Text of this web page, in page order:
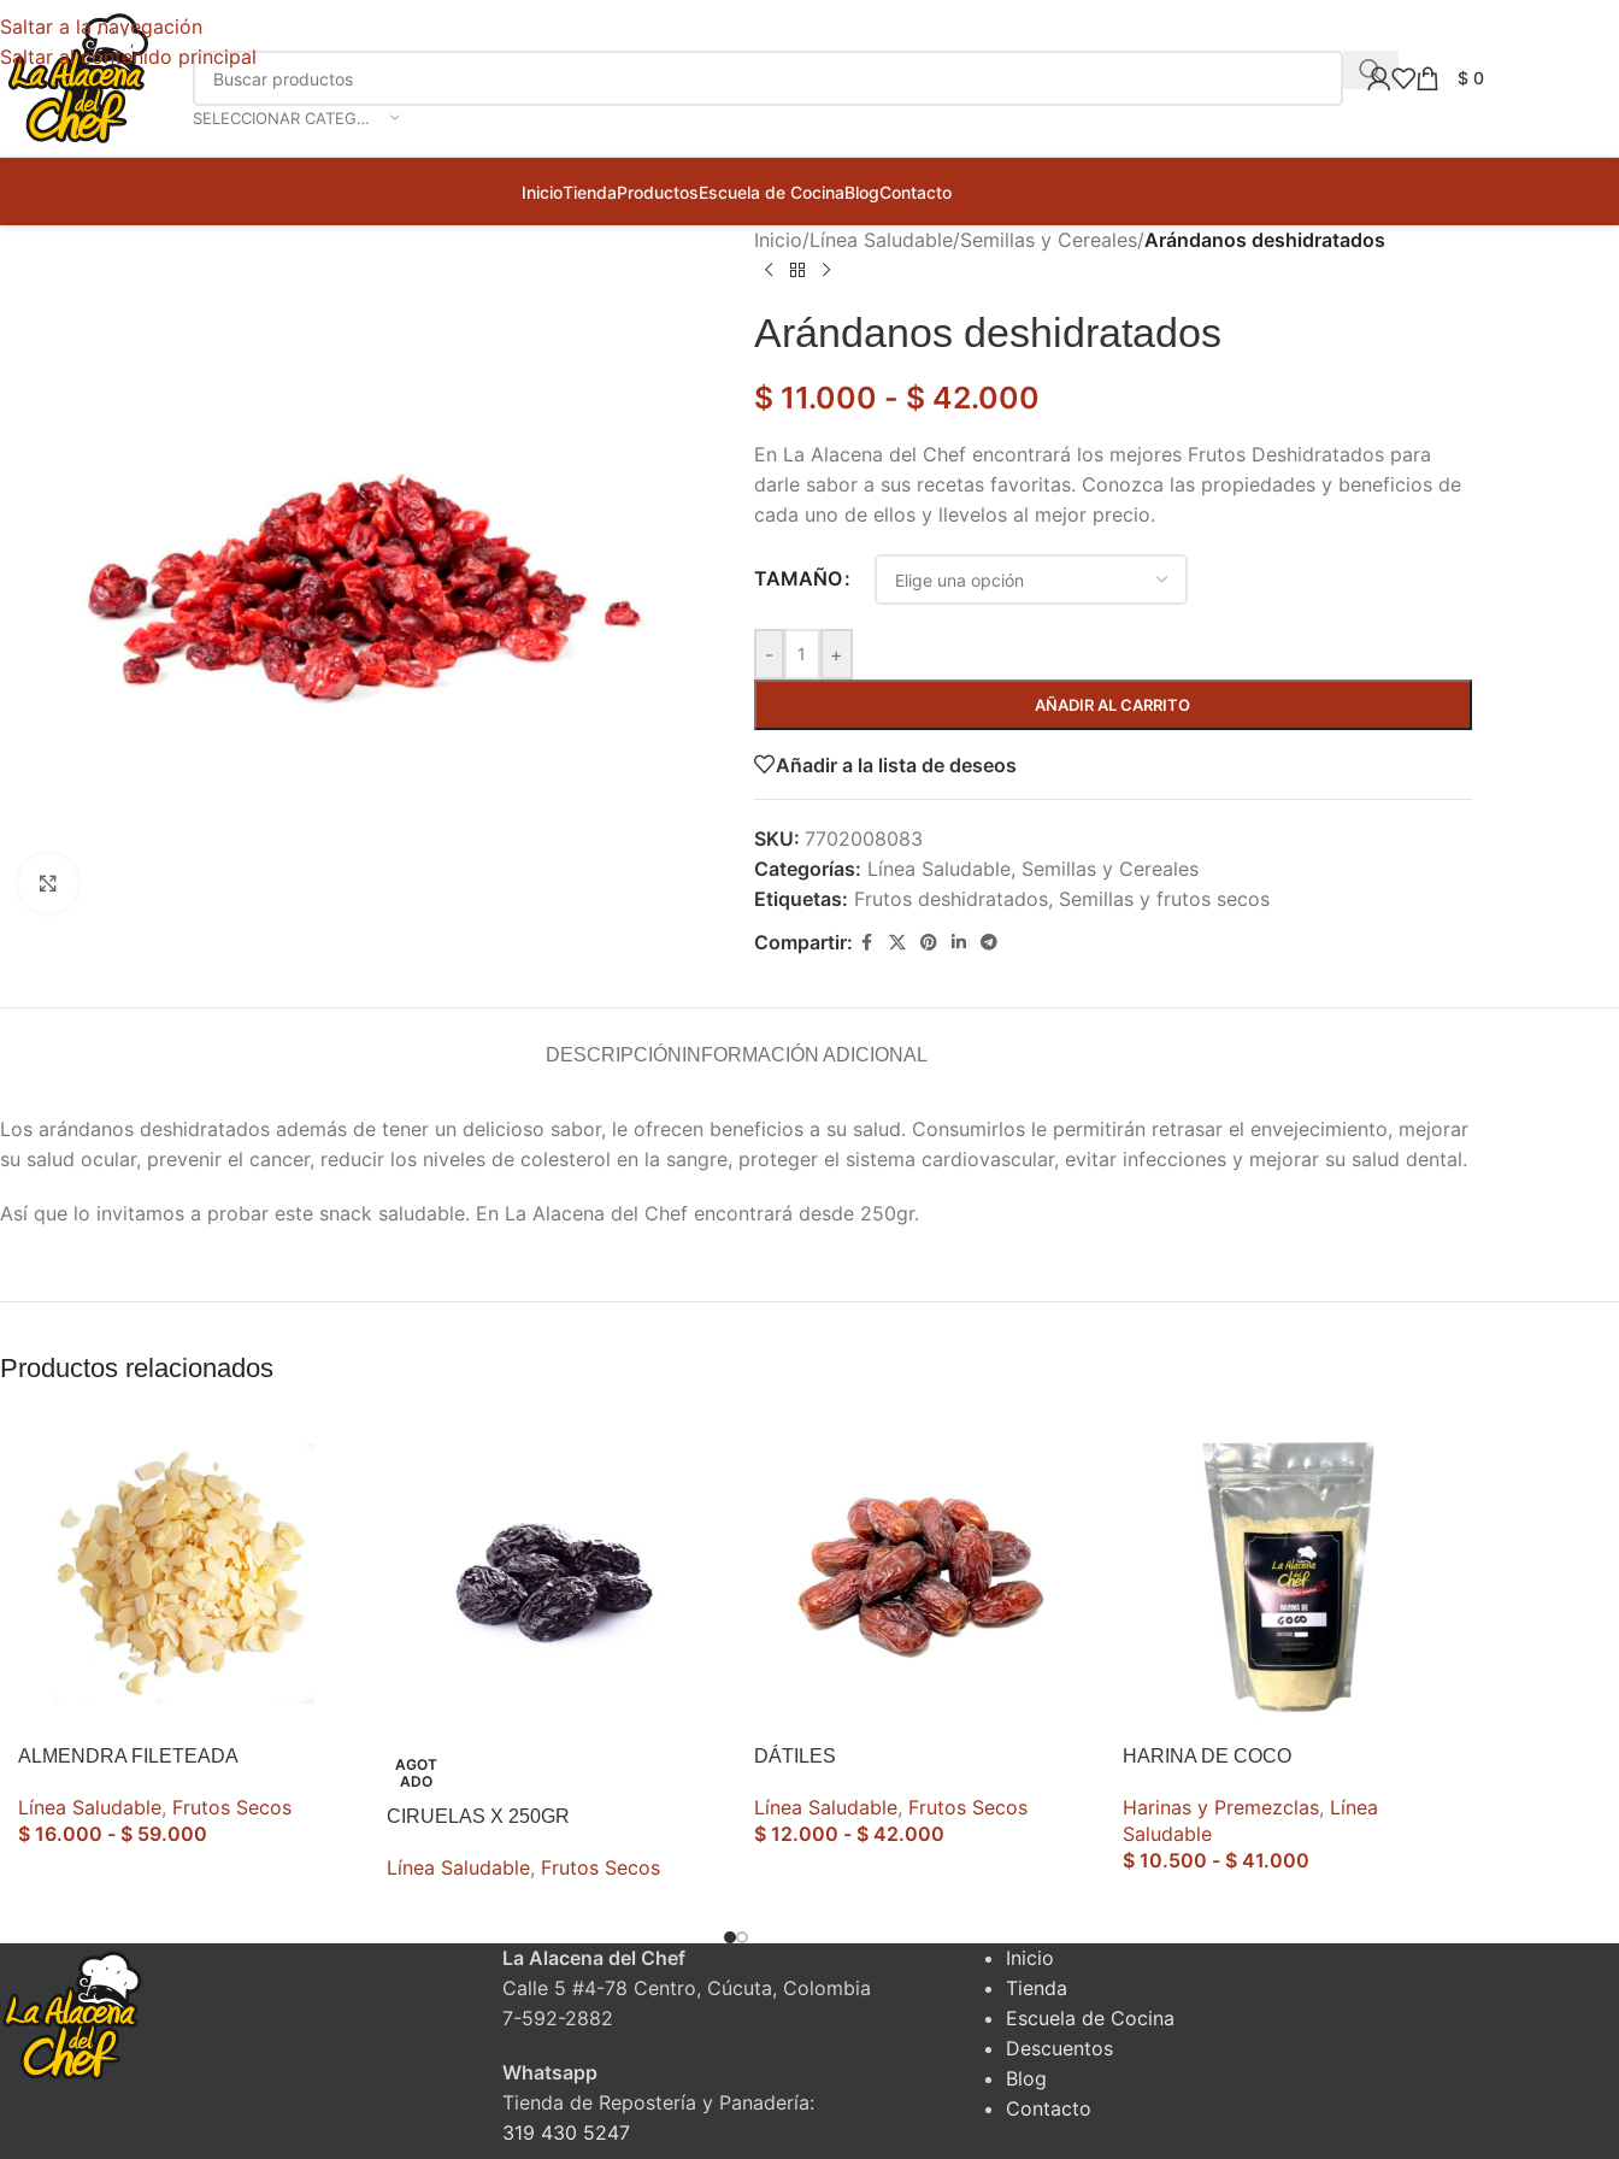
Saltar a la navegación
Saltar al contenido principal
SELECCIONAR CATEGORÍA
$ 0
InicioTiendaProductosEscuela de CocinaBlogContacto
Inicio/Línea Saludable/Semillas y Cereales/Arándanos deshidratados
Arándanos deshidratados
$ 11.000 - $ 42.000
En La Alacena del Chef encontrará los mejores Frutos Deshidratados para
darle sabor a sus recetas favoritas. Conozca las propiedades y beneficios de
cada uno de ellos y llevelos al mejor precio.
TAMAÑO
- +
AÑADIR AL CARRITO
Añadir a la lista de deseos
SKU: 7702008083
Categorías: Línea Saludable, Semillas y Cereales
Etiquetas: Frutos deshidratados, Semillas y frutos secos
Compartir:
DESCRIPCIÓN INFORMACIÓN ADICIONAL
Los arándanos deshidratados además de tener un delicioso sabor, le ofrecen beneficios a su salud. Consumirlos le permitirán retrasar el envejecimiento, mejorar
su salud ocular, prevenir el cancer, reducir los niveles de colesterol en la sangre, proteger el sistema cardiovascular, evitar infecciones y mejorar su salud dental.
Así que lo invitamos a probar este snack saludable. En La Alacena del Chef encontrará desde 250gr.
Productos relacionados
ALMENDRA FILETEADA
Línea Saludable, Frutos Secos
$ 16.000 - $ 59.000
AGOT
ADO
CIRUELAS X 250GR
Línea Saludable, Frutos Secos
DÁTILES
Línea Saludable, Frutos Secos
$ 12.000 - $ 42.000
HARINA DE COCO
Harinas y Premezclas, Línea
Saludable
$10.500 - $41.000
La Alacena del Chef
Calle 5 #4-78 Centro, Cúcuta, Colombia
7-592-2882
Whatsapp
Tienda de Repostería y Panadería:
319 430 5247
Inicio
Tienda
Escuela de Cocina
Descuentos
Blog
Contacto